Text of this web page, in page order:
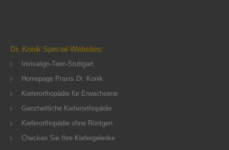
Dr. Konik Special-Websites:
Invisalign-Teen-Stuttgart
Homepage Praxis Dr. Konik
Kieferorthopädie für Erwachsene
Ganzheitliche Kieferorthopädie
Kieferorthopädie ohne Röntgen
Checken Sie Ihre Kiefergelenke